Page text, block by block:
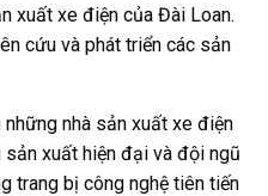
xuất xe điện của Đài Loan.
cứu và phát triển các sản
nhà sản xuất xe điện
xuất hiện đại và đội ngũ
trang bị công nghệ tiên tiến